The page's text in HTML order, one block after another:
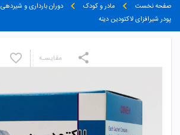
صفحه نخست مادر و کودک دوران بارداری و شیردهی
پودر شیرافزای لاکتودین دینه
مقایسـه